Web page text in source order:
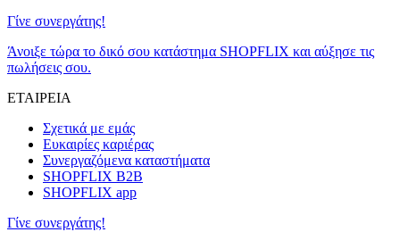
Γίνε συνεργάτης!
Άνοιξε τώρα το δικό σου κατάστημα SHOPFLIX και αύξησε τις
πωλήσεις σου.
ΕΤΑΙΡΕΙΑ
Σχετικά με εμάς
Ευκαιρίες καριέρας
Συνεργαζόμενα καταστήματα
SHOPFLIX B2B
SHOPFLIX app
Γίνε συνεργάτης!